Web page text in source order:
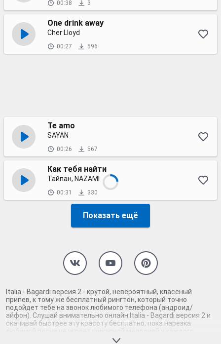
00:38 3
One drink away
Cher Lloyd
00:27 596
Te amo
SAYAN
00:26 567
Как тебя найти
Тайпан, NAZAMI
00:31 330
Показать ещё
Italia - Bagardi версия 2 - крутой, невероятный, классный
припев, к тому же бесплатный рингтон, который точно
подойдет тебе на звонок любимого телефона (андроид/
айфон). Слушай внимательно онлайн Italia - Bagardi версия 2 и
скачивай быстрее эту красоту бесплатно, пока нарезка
любимой песни не играет шикарной мелодией у каждого
второго на звонке. Будь первым, кто скачает бесплатно сей